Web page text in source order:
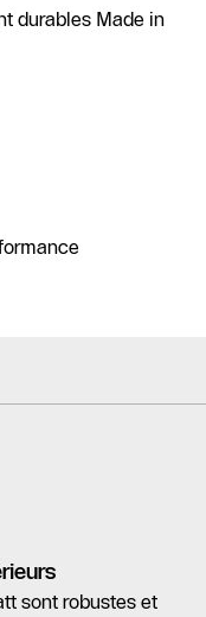
durables Made in
sont robustes et